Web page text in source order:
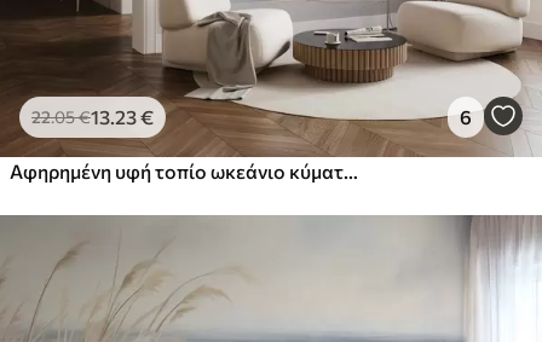
22.05€13.23€ 6
Αφηρημένη υφή τοπίο ωκεάνιο κύματα συντριβή σε μια αμμώδη παραλία, μαλακό παστέλ χρώματα, μπλε ουρανό με ελαφριά σύννεφα